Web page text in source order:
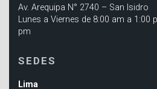
Av. Arequipa N° 2740 – San Isidro
Lunes a Viernes de 8:00 am a 1:00
pm
SEDES
Lima